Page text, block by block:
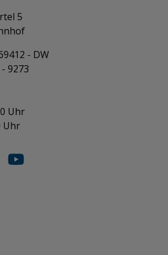
5
- DW
9273
Uhr
Uhr​​​​​​​